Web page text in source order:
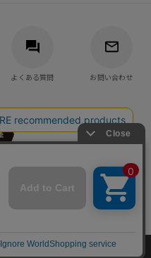
よくある質問 お問い合わせ
STORE
All Rights reserved.